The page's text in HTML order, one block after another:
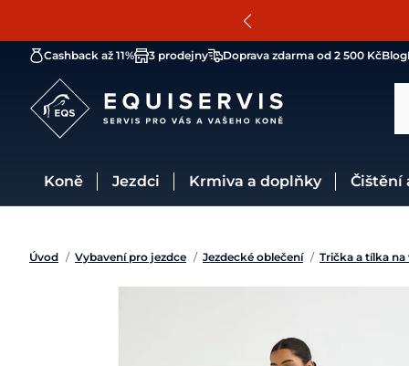
Cashback až 11% 3 prodejny Doprava zdarma od 2 500 KčBlog
Koně Jezdci Krmiva a doplňky
Úvod / Vybavení pro jezdce / Jezdecké oblečení / Trička a tílka na